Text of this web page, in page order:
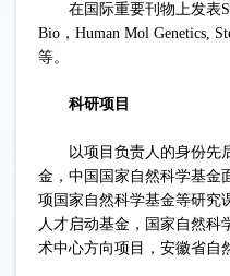
在国际重要刊物上发表
Bio，Human Mol Genetics,
等。
科研项目
以项目负责人的身份先
金，中国国家自然科学基金
项国家自然科学基金等研究
人才启动基金，国家自然科
术中心方向项目，安徽省自